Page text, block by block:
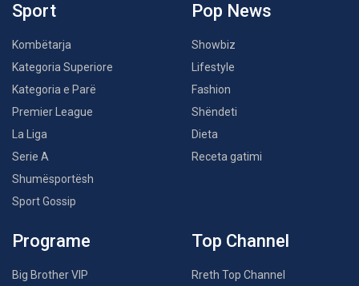
Sport
Kombëtarja
Kategoria Superiore
Kategoria e Parë
Premier League
La Liga
Serie A
Shumësportësh
Sport Gossip
Pop News
Showbiz
Lifestyle
Fashion
Shëndeti
Dieta
Receta gatimi
Programe
Big Brother VIP
Top Channel
Rreth Top Channel